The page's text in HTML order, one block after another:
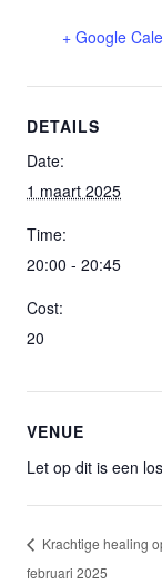
+ Google
DETAILS
Date:
1 maart 2025
Time:
20:00 - 20:45
Cost:
20
VENUE
Let op dit is een
Krachtige healing
februari 2025